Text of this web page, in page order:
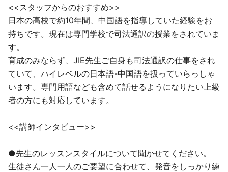
<<スタッフからのおすすめ>>
日本の高校で約10年間、中国語を指導していた経験をお
持ちです。現在は専門学校で司法通訳の授業をされていま
す。
育成のみならず、JIE先生ご自身も司法通訳の仕事をされ
ていて、ハイレベルの日本語-中国語を扱っていらっしゃ
います。専門用語なども含めて話せるようになりたい上級
者の方にも対応しています。
<<講師インタビュー>>
●先生のレッスンスタイルについて聞かせてください。
生徒さん一人一人のご要望に合わせて、発音をしっかり練